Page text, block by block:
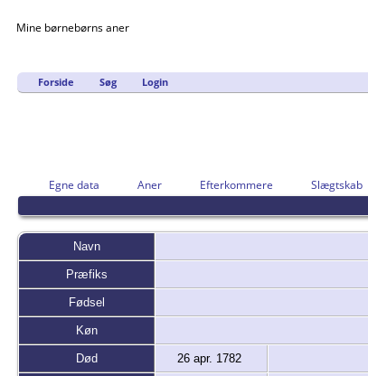
Mine børnebørns aner
Forside Søg Login
Egne data Aner Efterkommere Slægtskab
Navn
Præfiks
Fødsel
Køn
Død 26 apr. 1782